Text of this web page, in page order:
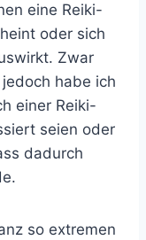
eine Reiki-
oder sich
Zwar
habe ich
einer Reiki-
seien oder
dadurch
so extremen